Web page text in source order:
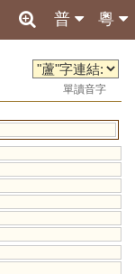
粵
普
單讀音字